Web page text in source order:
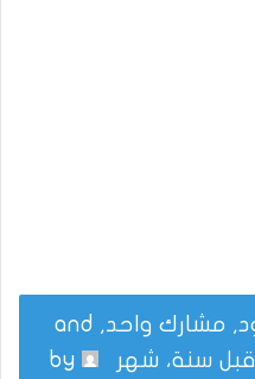
This topic has 0 ردود, مشارك واحد, and
قبل سنة، شهر